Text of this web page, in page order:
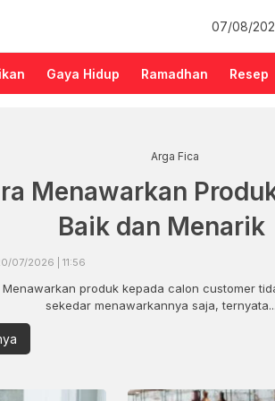
07/08/
Gaya Hidup Ramadhan Resep
Arga Fica
Menawarkan
Baik dan Menarik
07/2026 | 11:56
Menawarkan produk kepada calon customer
sekedar menawarkannya saja, ternyata...